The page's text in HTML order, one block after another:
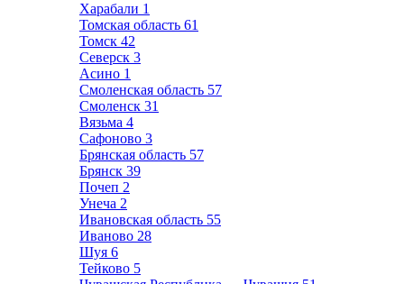
Харабали 1
Томская область 61
Томск 42
Северск 3
Асино 1
Смоленская область 57
Смоленск 31
Вязьма 4
Сафоново 3
Брянская область 57
Брянск 39
Почеп 2
Унеча 2
Ивановская область 55
Иваново 28
Шуя 6
Тейково 5